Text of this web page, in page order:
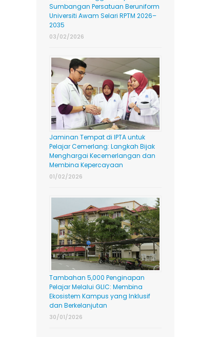
Sumbangan Persatuan Beruniform
Universiti Awam Selari RPTM 2026–
2035
03/02/2026
Jaminan Tempat di IPTA untuk
Pelajar Cemerlang: Langkah Bijak
Menghargai Kecemerlangan dan
Membina Kepercayaan
01/02/2026
Tambahan 5,000 Penginapan
Pelajar Melalui GLIC: Membina
Ekosistem Kampus yang Inklusif
dan Berkelanjutan
30/01/2026